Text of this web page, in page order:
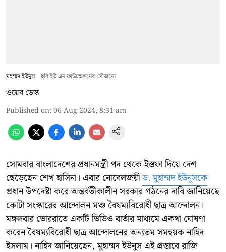
মহম্মদ ইউনুস ছবি ইউ এন ফাউন্ডেশনের সৌজন্যে
ওয়েব ডেস্ক
Published on:06 Aug 2024, 8:31 am
সোমবার বাংলাদেশের প্রধানমন্ত্রী পদ থেকে ইস্তফা দিয়ে দেশ
ছেড়েছেন শেখ হাসিনা। এবার নোবেলজয়ীড. মুহাম্মদ ইউনুসকে
প্রধান উপদেষ্টা করে অন্তর্বর্তীকালীন সরকার গঠনের দাবি জানিয়েছে
কোটা সংস্কারের আন্দোলন মঞ্চ বৈষম্যবিরোধী ছাত্র আন্দোলন।
মঙ্গলবার ভোররাতে একটি ভিডিও বার্তার মাধ্যমে একথা ঘোষণা
করেন বৈষম্যবিরোধী ছাত্র আন্দোলনের অন্যতম সমন্বয়ক নাহিদ
ইসলাম। নাহিদ জানিয়েছেন, মুহাম্মদ ইউনুস এই প্রস্তাবে রাজি